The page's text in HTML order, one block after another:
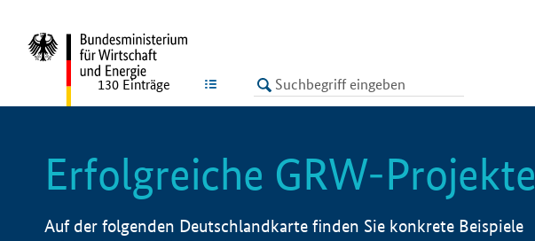
LISTE
130 Einträge
Erfolgreiche GRW-Projekte
Auf der folgenden Deutschlandkarte finden Sie konkrete Beispiele